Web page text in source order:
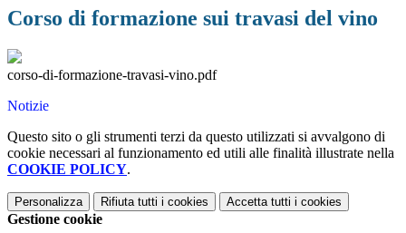
Corso di formazione sui travasi del vino
corso-di-formazione-travasi-vino.pdf
Notizie
Questo sito o gli strumenti terzi da questo utilizzati si avvalgono di
cookie necessari al funzionamento ed utili alle finalità illustrate nella
COOKIE POLICY.
Personalizza Rifiuta tutti i cookies Accetta tutti i cookies
Gestione cookie